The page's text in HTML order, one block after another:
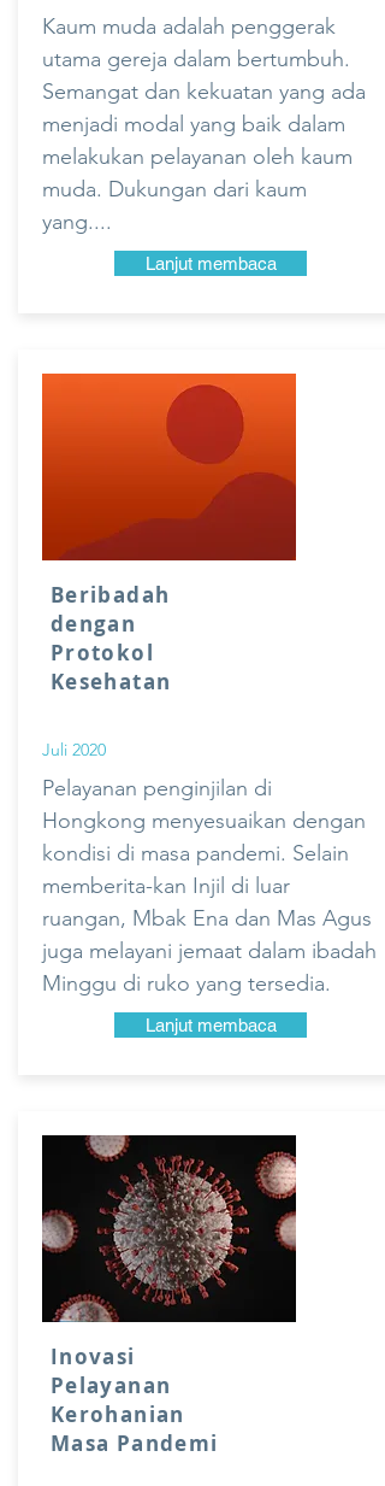
Kaum muda adalah penggerak
utama gereja dalam bertumbuh.
Semangat dan kekuatan yang ada
menjadi modal yang baik dalam
melakukan pelayanan oleh kaum
muda. Dukungan dari kaum
yang....
Lanjut membaca
Beribadah
dengan
Protokol
Kesehatan
Juli 2020
Pelayanan penginjilan di
Hongkong menyesuaikan dengan
kondisi di masa pandemi. Selain
memberita-kan Injil di luar
ruangan, Mbak Ena dan Mas Agus
juga melayani jemaat dalam ibadah
Minggu di ruko yang tersedia.
Lanjut membaca
Inovasi
Pelayanan
Kerohanian
Masa Pandemi